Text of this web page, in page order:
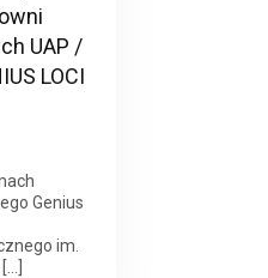
UAP /
LOCI
Genius
im.